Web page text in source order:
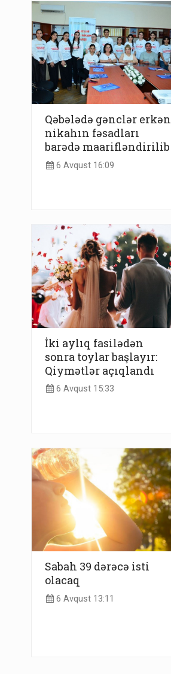
Qəbələdə gənclər erkən
nikahın fəsadları
barədə maarifləndirilib
6 Avqust 16:09
İki aylıq fasilədən
sonra toylar başlayır:
Qiymətlər açıqlandı
6 Avqust 15:33
Sabah 39 dərəcə isti
olacaq
6 Avqust 13:11